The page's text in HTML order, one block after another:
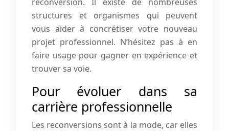
structures et organismes qui peuvent
vous aider à concrétiser votre nouveau
projet professionnel. N’hésitez pas à en
faire usage pour gagner en expérience et
trouver sa voie.
Pour évoluer dans sa
carrière professionnelle
Les reconversions sont à la mode, car elles